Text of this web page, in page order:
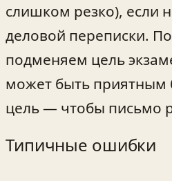
слишком резко), если
деловой переписки.
подменяем цель
может быть приятным
цель — чтобы письмо
Типичные ошибки